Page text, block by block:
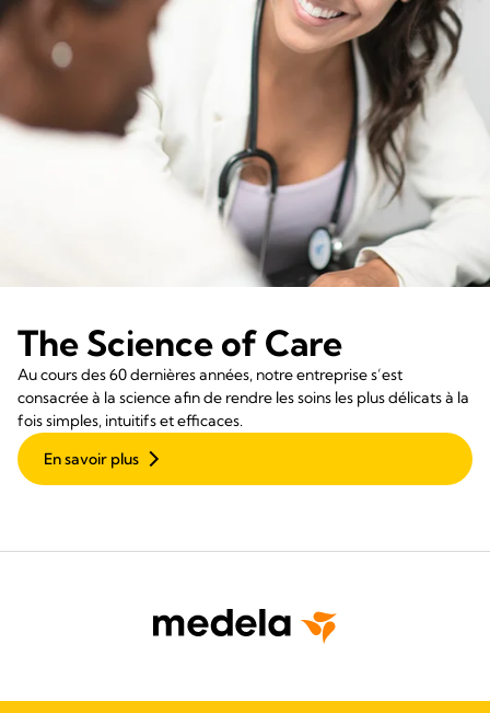
The Science of Care
Au cours des 60 dernières années, notre entreprise s’est
consacrée à la science afin de rendre les soins les plus délicats à la
fois simples, intuitifs et efficaces.
En savoir plus